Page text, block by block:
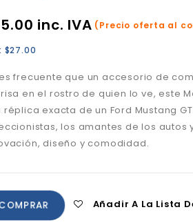
inc. IVA (Precio oferta al
$27.00
frecuente que un accesorio de
en el rostro de quien lo ve, este
réplica exacta de un Ford Mustang
los amantes de los autos
diseño y comodidad.
Añadir A La Lista